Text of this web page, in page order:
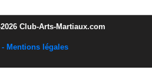
Club-Arts-Martiaux.com
- Mentions légales